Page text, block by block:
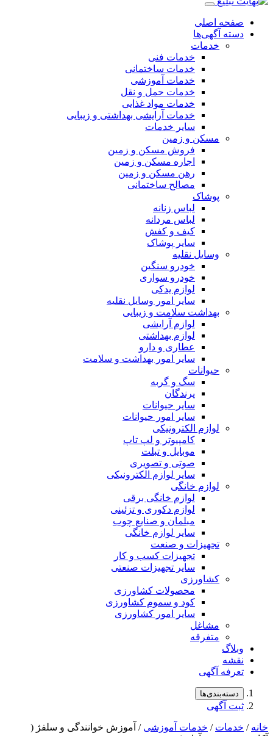
صفحه اصلی
دسته آگهی‌ها
خدمات
خدمات فنی
خدمات ساختمانی
خدمات آموزشی
خدمات حمل و نقل
خدمات مواد غذایی
خدمات آرایشی بهداشتی و زیبایی
سایر خدمات
مسکن و زمین
فروش مسکن و زمین
اجاره مسکن و زمین
رهن مسکن و زمین
مصالح ساختمانی
پوشاک
لباس زنانه
لباس مردانه
کیف و کفش
سایر پوشاک
وسایل نقلیه
خودرو سنگین
خودرو سواری
لوازم یدکی
سایر امور وسایل نقلیه
بهداشت سلامت و زیبایی
لوازم آرایشی
لوازم بهداشتی
عطاری و دارو
سایر امور بهداشت و سلامت
حیوانات
سگ و گربه
پرندگان
سایر حیوانات
سایر امور حیوانات
لوازم الکترونیکی
کامپیوتر و لپ تاپ
موبایل و تبلت
صوتی و تصویری
سایر لوازم الکترونیکی
لوازم خانگی
لوازم خانگی برقی
لوازم دکوری و تزئینی
مبلمان و صنایع چوب
سایر لوازم خانگی
تجهیزات و صنعت
تجهیزات کسب و کار
سایر تجهیزات صنعتی
کشاورزی
محصولات کشاورزی
کود و سموم کشاورزی
سایر امور کشاورزی
مشاغل
متفرقه
وبلاگ
نقشه
تعرفه آگهی
دسته‌بندی‌ها
ثبت آگهی
خانه/ خدمات/ خدمات آموزشی / آموزش خوانندگی و سلفژ (